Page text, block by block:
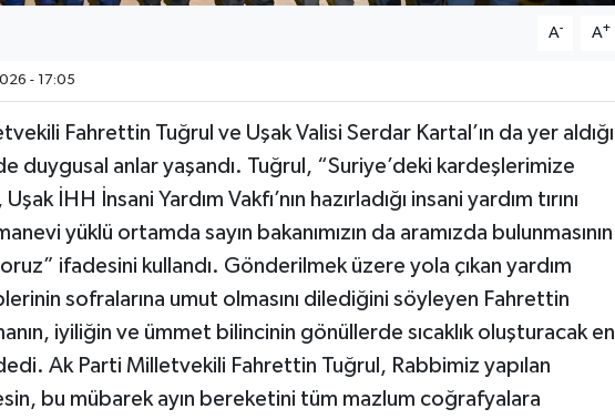
A- A+
- 17:05
Fahrettin Tuğrul ve Uşak Valisi Serdar Kartal’ın da yer aldığı
duygusal anlar yaşandı. Tuğrul, “Suriye’deki kardeşlerimize
İHH İnsani Yardım Vakfı’nın hazırladığı insani yardım tırını
yüklü ortamda sayın bakanımızın da aramızda bulunmasının
ifadesini kullandı. Gönderilmek üzere yola çıkan yardım
sofralarına umut olmasını dilediğini söyleyen Fahrettin
iyiliğin ve ümmet bilincinin gönüllerde sıcaklık oluşturacak en
Ak Parti Milletvekili Fahrettin Tuğrul, Rabbimiz yapılan
bu mübarek ayın bereketini tüm mazlum coğrafyalara